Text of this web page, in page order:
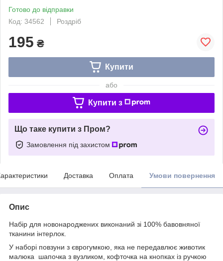
Готово до відправки
Код: 34562
Роздріб
195 ₴
Купити
або
Купити з
Що таке купити з Пром?
Замовлення під захистом
Доставка Оплата Умови повернення
Опис
Набір для новонароджених виконаний зі 100% бавовняної
тканини інтерлок.
У наборі повзуни з єврогумкою, яка не передавлює животик
малюка шапочка з вузликом, кофточка на кнопках із ручкою